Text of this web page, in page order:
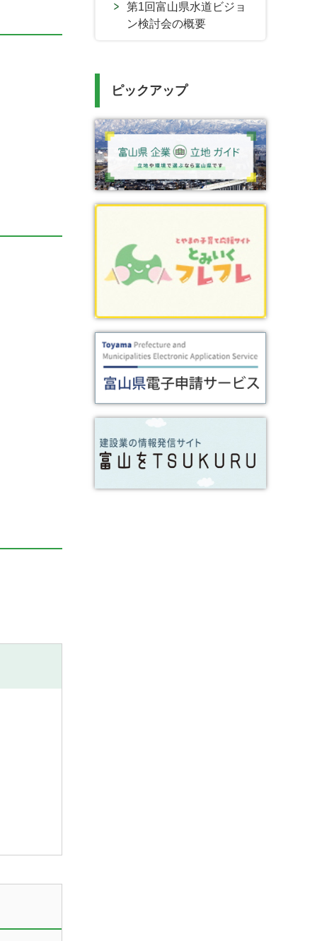
第1回富山県水道ビジョ
ン検討会の概要
ピックアップ